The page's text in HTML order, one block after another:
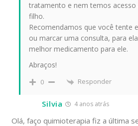
tratamento e nem temos acesso
filho.
Recomendamos que você tente
ou marcar uma consulta, para
melhor medicamento para ele.
Abraços!
0 Responder
Silvia 4 anos atrás
Olá, faço quimioterapia fiz a última